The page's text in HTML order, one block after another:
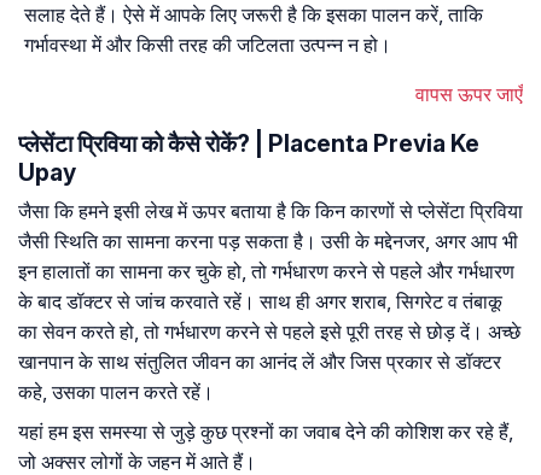
सलाह देते हैं। ऐसे में आपके लिए जरूरी है कि इसका पालन करें, ताकि
गर्भावस्था में और किसी तरह की जटिलता उत्पन्न न हो।
वापस ऊपर जाएँ
प्लेसेंटा प्रिविया को कैसे रोकें? | Placenta Previa Ke
Upay
जैसा कि हमने इसी लेख में ऊपर बताया है कि किन कारणों से प्लेसेंटा प्रिविया
जैसी स्थिति का सामना करना पड़ सकता है। उसी के मद्देनजर, अगर आप भी
इन हालातों का सामना कर चुके हो, तो गर्भधारण करने से पहले और गर्भधारण
के बाद डॉक्टर से जांच करवाते रहें। साथ ही अगर शराब, सिगरेट व तंबाकू
का सेवन करते हो, तो गर्भधारण करने से पहले इसे पूरी तरह से छोड़ दें। अच्छे
खानपान के साथ संतुलित जीवन का आनंद लें और जिस प्रकार से डॉक्टर
कहे, उसका पालन करते रहें।
यहां हम इस समस्या से जुड़े कुछ प्रश्नों का जवाब देने की कोशिश कर रहे हैं,
जो अक्सर लोगों के जहन में आते हैं।